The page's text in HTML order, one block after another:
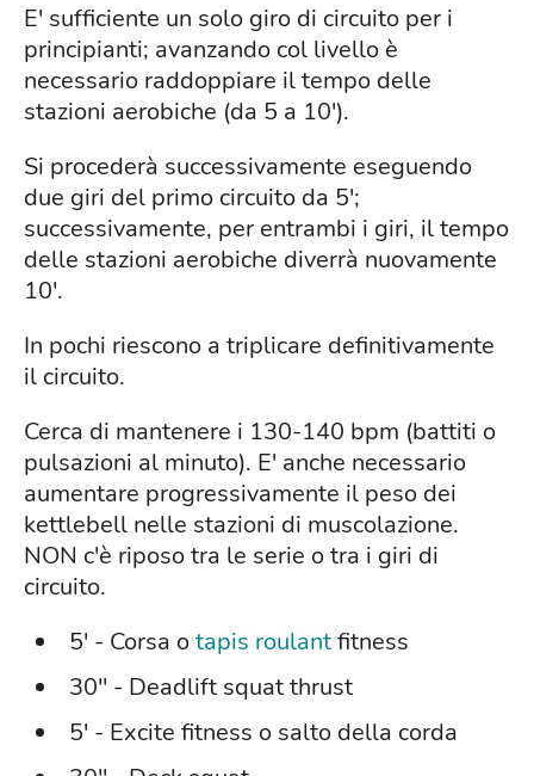
E' sufficiente un solo giro di circuito per i
principianti; avanzando col livello è
necessario raddoppiare il tempo delle
stazioni aerobiche (da 5 a 10').
Si procederà successivamente eseguendo
due giri del primo circuito da 5';
successivamente, per entrambi i giri, il tempo
delle stazioni aerobiche diverrà nuovamente
10'.
In pochi riescono a triplicare definitivamente
il circuito.
Cerca di mantenere i 130-140 bpm (battiti o
pulsazioni al minuto). E' anche necessario
aumentare progressivamente il peso dei
kettlebell nelle stazioni di muscolazione.
NON c'è riposo tra le serie o tra i giri di
circuito.
5' - Corsa otapis roulantfitness
30'' - Deadlift squat thrust
5' - Excite fitness o salto della corda